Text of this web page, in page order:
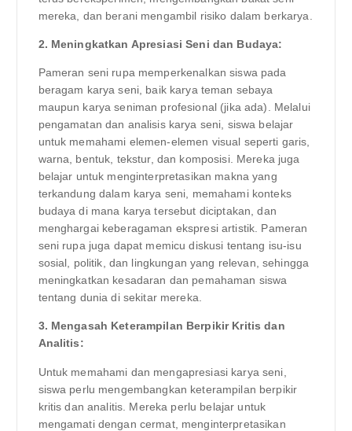
mereka, dan berani mengambil risiko dalam berkarya.
2. Meningkatkan Apresiasi Seni dan Budaya:
Pameran seni rupa memperkenalkan siswa pada
beragam karya seni, baik karya teman sebaya
maupun karya seniman profesional (jika ada). Melalui
pengamatan dan analisis karya seni, siswa belajar
untuk memahami elemen-elemen visual seperti garis,
warna, bentuk, tekstur, dan komposisi. Mereka juga
belajar untuk menginterpretasikan makna yang
terkandung dalam karya seni, memahami konteks
budaya di mana karya tersebut diciptakan, dan
menghargai keberagaman ekspresi artistik. Pameran
seni rupa juga dapat memicu diskusi tentang isu-isu
sosial, politik, dan lingkungan yang relevan, sehingga
meningkatkan kesadaran dan pemahaman siswa
tentang dunia di sekitar mereka.
3. Mengasah Keterampilan Berpikir Kritis dan
Analitis:
Untuk memahami dan mengapresiasi karya seni,
siswa perlu mengembangkan keterampilan berpikir
kritis dan analitis. Mereka perlu belajar untuk
mengamati dengan cermat, menginterpretasikan